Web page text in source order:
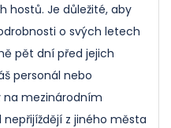
hostů. Je důležité, aby
o svých letech
pět dní před jejich
personál nebo
na mezinárodním
z jiného města